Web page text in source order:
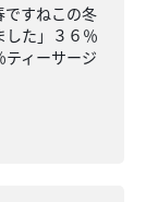
ですねこの冬
した」３６％
ティーサージ